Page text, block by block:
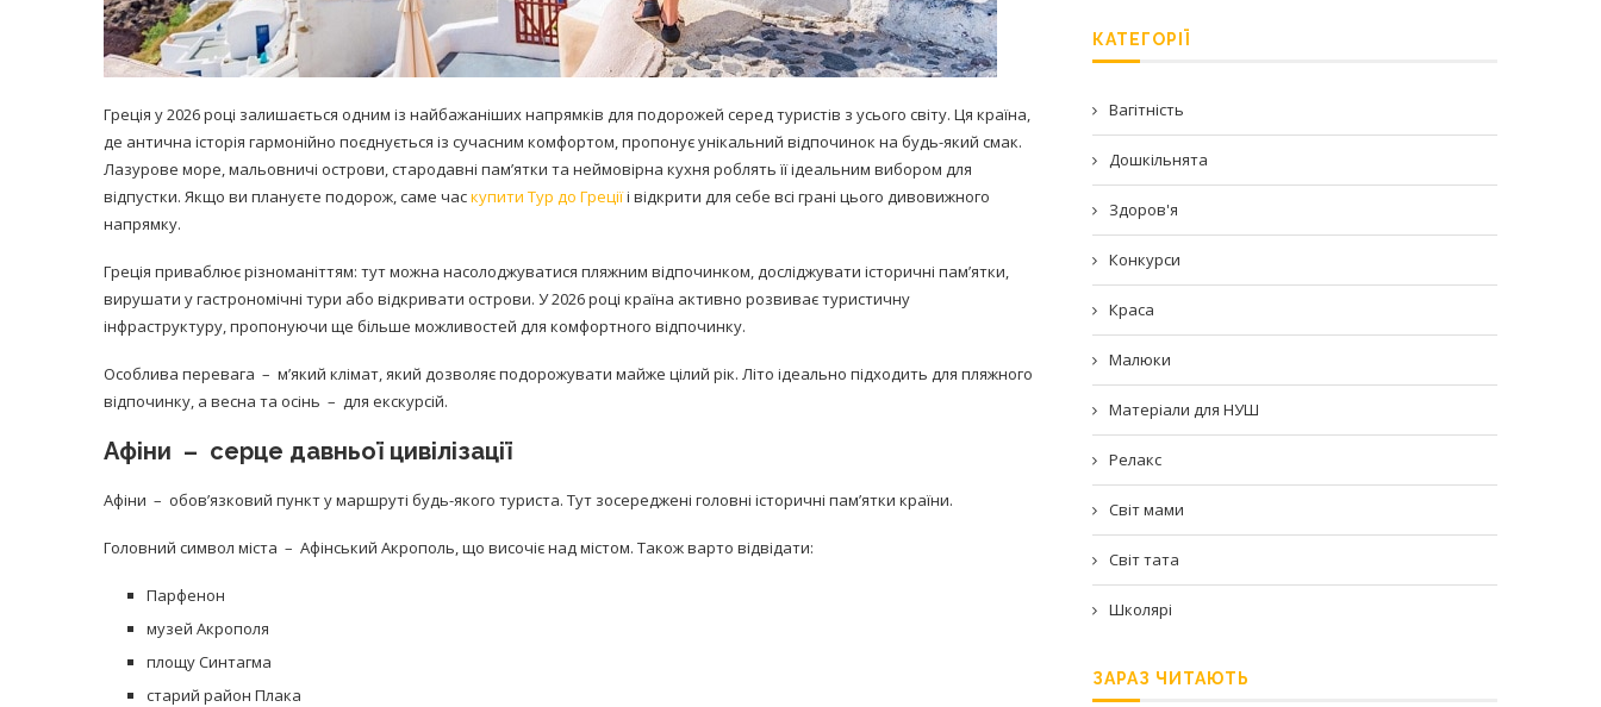
Греція у 2026 році залишається одним із найбажаніших напрямків для подорожей серед туристів з усього світу. Ця країна,
де антична історія гармонійно поєднується із сучасним комфортом, пропонує унікальний відпочинок на будь-який смак.
Лазурове море, мальовничі острови, стародавні пам’ятки та неймовірна кухня роблять її ідеальним вибором для
відпустки. Якщо ви плануєте подорож, саме часкупити Тур до Греціїі відкрити для себе всі грані цього дивовижного
напрямку.
Греція приваблює різноманіттям: тут можна насолоджуватися пляжним відпочинком, досліджувати історичні пам’ятки,
вирушати у гастрономічні тури або відкривати острови. У 2026 році країна активно розвиває туристичну
інфраструктуру, пропонуючи ще більше можливостей для комфортного відпочинку.
Особлива перевага – м’який клімат, який дозволяє подорожувати майже цілий рік. Літо ідеально підходить для пляжного
відпочинку, а весна та осінь – для екскурсій.
Афіни – серце давньої цивілізації
Афіни – обов’язковий пункт у маршруті будь-якого туриста. Тут зосереджені головні історичні пам’ятки країни.
Головний символ міста – Афінський Акрополь, що височіє над містом. Також варто відвідати:
Парфенон
музей Акрополя
площу Синтагма
старий район Плака
КАТЕГОРІЇ
Вагітність
Дошкільнята
Здоров'я
Конкурси
Краса
Малюки
Матеріали для НУШ
Релакс
Світ мами
Світ тата
Школярі
ЗАРАЗ ЧИТАЮТЬ